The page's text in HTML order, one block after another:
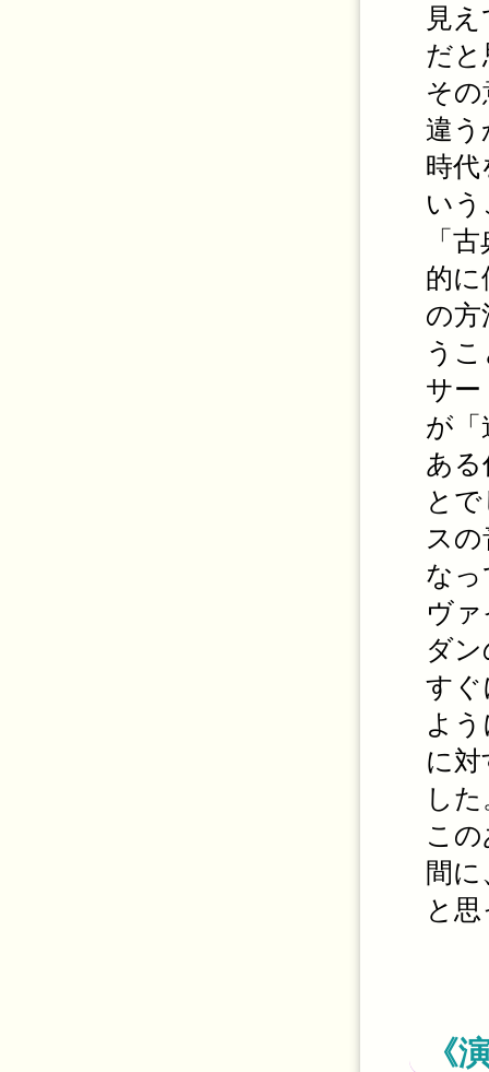
見
だ
そ
違
時
い
「
的
の
う
サ
が
あ
と
ス
な
ヴ
ダ
すぐ
よ
に
し
こ
間
と
《